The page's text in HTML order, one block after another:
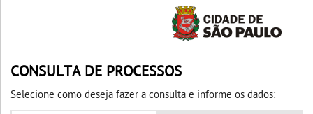
CONSULTA DE PROCESSOS
Selecione como deseja fazer a consulta e informe os dados: